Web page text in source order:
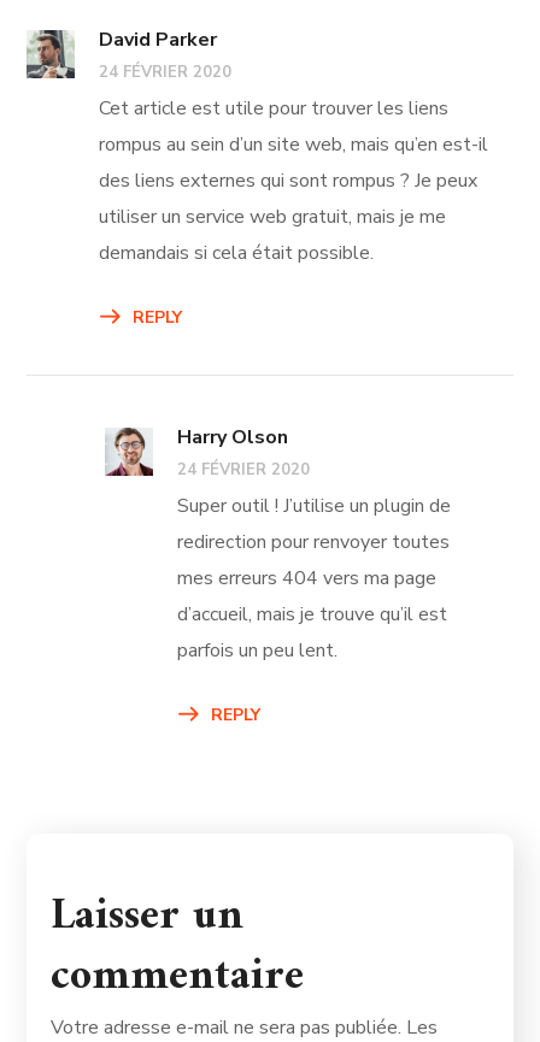
David Parker
24 FÉVRIER 2020
Cet article est utile pour trouver les liens
rompus au sein d’un site web, mais qu’en est-il
des liens externes qui sont rompus ? Je peux
utiliser un service web gratuit, mais je me
demandais si cela était possible.
REPLY
Harry Olson
24 FÉVRIER 2020
Super outil ! J’utilise un plugin de
redirection pour renvoyer toutes
mes erreurs 404 vers ma page
d’accueil, mais je trouve qu’il est
parfois un peu lent.
REPLY
Laisser un
commentaire
Votre adresse e-mail ne sera pas publiée. Les